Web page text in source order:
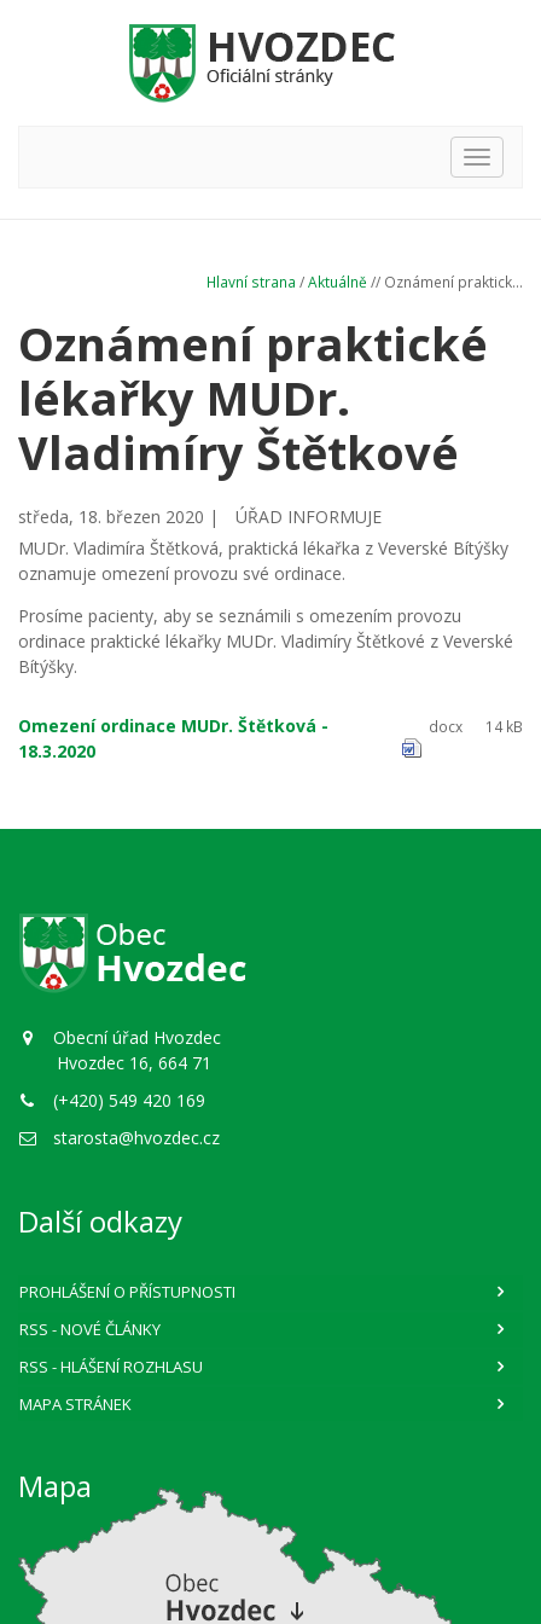
Hlavní
nabídka
Hlavní strana /Aktuálně // Oznámení praktick...
Oznámení praktické
lékařky MUDr.
Vladimíry Štětkové
středa, 18. březen 2020 |
ÚŘAD INFORMUJE
MUDr. Vladimíra Štětková, praktická lékařka z Veverské Bítýšky
oznamuje omezení provozu své ordinace.
Prosíme pacienty, aby se seznámili s omezením provozu
ordinace praktické lékařky MUDr. Vladimíry Štětkové z Veverské
Bítýšky.
Omezení ordinace MUDr. Štětková -
18.3.2020
docx 14 kB
Obecní úřad Hvozdec
Hvozdec 16, 664 71
(+420) 549 420 169
starosta@hvozdec.cz
Další odkazy
PROHLÁŠENÍ O PŘÍSTUPNOSTI
RSS - NOVÉ ČLÁNKY
RSS - HLÁŠENÍ ROZHLASU
MAPA STRÁNEK
Mapa